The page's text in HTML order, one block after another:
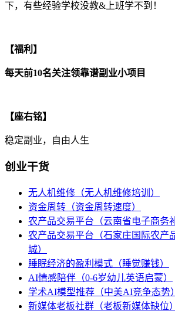
下，有些经验学校没教&上班学不到！
【福利】
每天前10名关注领靠谱副业小项目
【座右铭】
稳定副业，自由人生
创业干货
无人机维修（无人机维修培训）
资金周转（资金周转速度）
农产品交易平台（云南省电子商务
农产品交易平台（石家庄国际农产
城）
睡眠经济的盈利模式（睡觉赚钱）
AI情感陪伴（0-6岁幼儿英语启蒙）
学术AI模型推荐（中美AI竞争态势）
新媒体老板社群（老板新媒体缺位）